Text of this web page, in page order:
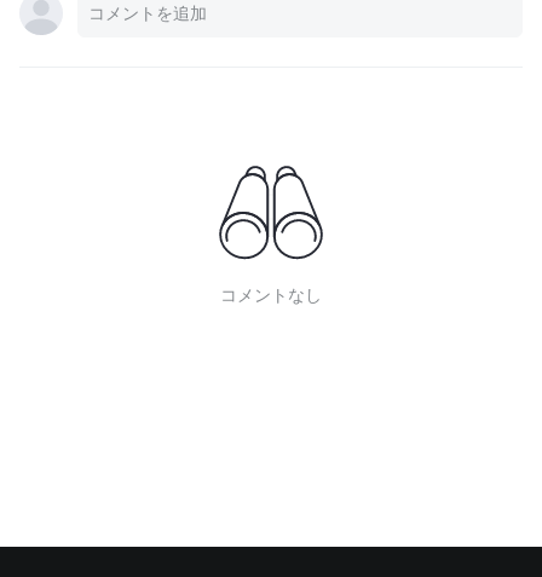
コメントなし